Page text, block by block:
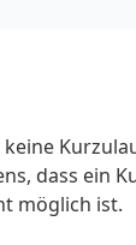
dass ein
möglich ist.